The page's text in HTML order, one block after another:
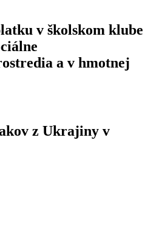
v školskom klube
a v hmotnej
z Ukrajiny v